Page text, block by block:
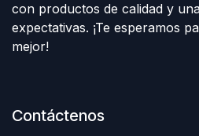
con productos de calidad y
expectativas. ¡Te esperamos
mejor!
Contáctenos